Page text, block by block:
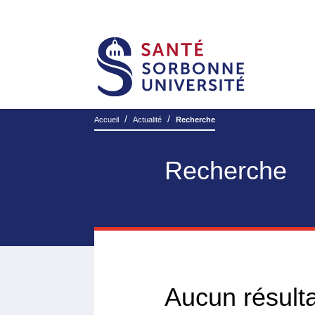
Accueil /Actualité /Recherche
Recherche
Aucun